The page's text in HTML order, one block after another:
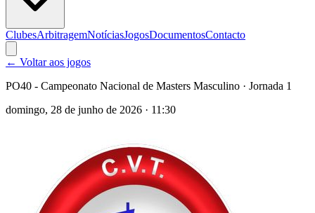
ClubesArbitragemNotíciasJogosDocumentosContacto
← Voltar aos jogos
PO40 - Campeonato Nacional de Masters Masculino · Jornada 1
domingo, 28 de junho de 2026 · 11:30